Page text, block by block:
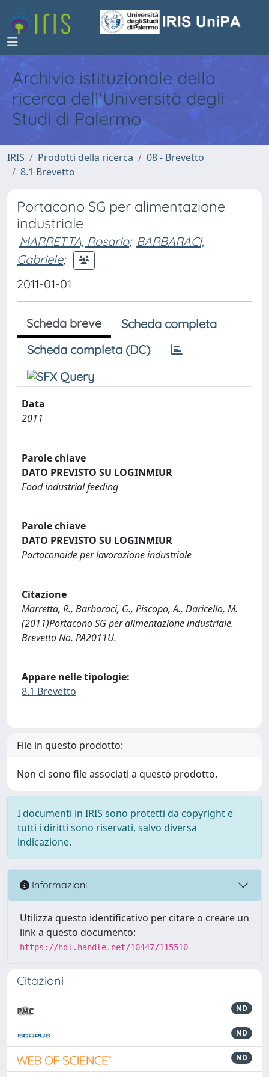
Archivio istituzionale della
ricerca dell'Università degli
Studi di Palermo
IRIS Prodotti della ricerca
08 - Brevetto
8.1 Brevetto
Portacono SG per alimentazione
industriale
MARRETTA, Rosario; BARBARACI,
Gabriele;
2011-01-01
Scheda breve
Scheda completa
Scheda completa (DC)
Data
2011
Parole chiave
DATO PREVISTO SU LOGINMIUR
Food industrial feeding
Parole chiave
DATO PREVISTO SU LOGINMIUR
Portaconoide per lavorazione industriale
Citazione
Marretta, R., Barbaraci, G., Piscopo, A., Daricello, M.
(2011)Portacono SG per alimentazione industriale.
Brevetto No. PA2011U.
Appare nelle tipologie:
8.1 Brevetto
File in questo prodotto:
Non ci sono file associati a questo prodotto.
I documenti in IRIS sono protetti da copyright e
tutti i diritti sono riservati, salvo diversa
indicazione.
Informazioni
Utilizza questo identificativo per citare o creare un
link a questo documento:
https://hdl.handle.net/10447/115510
Citazioni
ND
ND
ND